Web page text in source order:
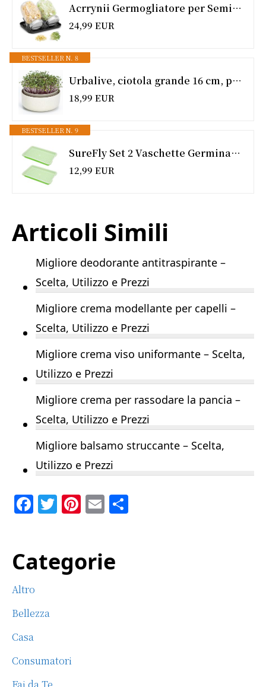
Acrrynii Germogliatore per Semi, 2 X 1000ml Barattolo Germogliatore in Vetro con Coperchio a Filtro in Acciaio Inox, Supporto Regolabile e Vassoio Nero, Barattoli Germogli per Germinazione di Semi
24,99 EUR
BESTSELLER N. 8
Urbalive, ciotola grande 16 cm, per germogli, semi di crescione, microverdi, design scolapasta in plastica di alta qualità, germogli con miscela di caffè
18,99 EUR
BESTSELLER N. 9
SureFly Set 2 Vaschette Germinazione per Semi, Germogliatore Microgreens 22x14 cm, Vassoio Idroponico Senza Terra con Sistema Drenaggio, per Crescita di Germogli, Crescione e Erba per Gatti
12,99 EUR
Articoli Simili
Migliore deodorante antitraspirante –
Scelta, Utilizzo e Prezzi
Migliore crema modellante per capelli –
Scelta, Utilizzo e Prezzi
Migliore crema viso uniformante – Scelta,
Utilizzo e Prezzi
Migliore crema per rassodare la pancia –
Scelta, Utilizzo e Prezzi
Migliore balsamo struccante – Scelta,
Utilizzo e Prezzi
F
e
b
o
o
k
T
te
r
Pi
re
E
l
Primary
Sidebar
Categorie
Altro
Bellezza
Casa
Consumatori